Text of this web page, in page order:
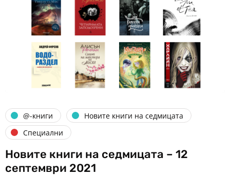
@-книги
Новите книги на седмицата
Специални
Новите книги на седмицата – 12
септември 2021